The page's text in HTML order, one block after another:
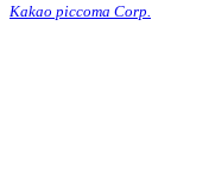
Kakao piccoma Corp.